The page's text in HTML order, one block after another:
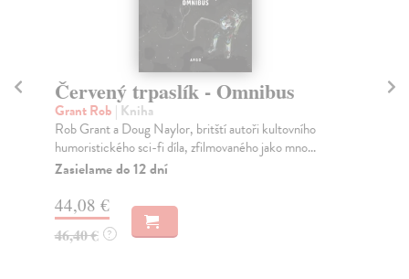
Červený trpaslík - Omnibus
Grant Rob | Kniha
Rob Grant a Doug Naylor, britští autoři kultovního
humoristického sci-fi díla, zfilmovaného jako mno...
Zasielame do 12 dní
44,08 €
46,40 € ?